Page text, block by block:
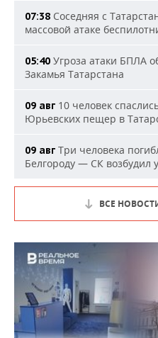
07:38 Соседняя с
массовой атаке
05:40 Угроза атаки БПЛА
Закамья Татарстана
09 авг 10 человек
Юрьевских пещер в
09 авг Три человека
Белгороду — СК возбудил
ВСЕ